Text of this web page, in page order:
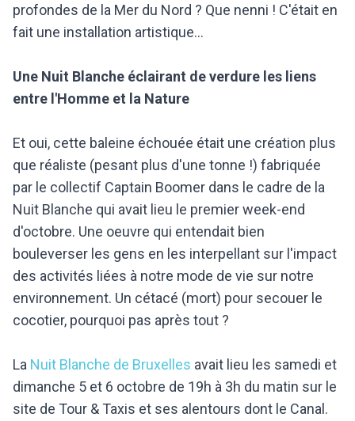
profondes de la Mer du Nord ? Que nenni ! C'était en
fait une installation artistique...
Une Nuit Blanche éclairant de verdure les liens
entre l'Homme et la Nature
Et oui, cette baleine échouée était une création plus
que réaliste (pesant plus d'une tonne !) fabriquée
par le collectif Captain Boomer dans le cadre de la
Nuit Blanche qui avait lieu le premier week-end
d'octobre. Une oeuvre qui entendait bien
bouleverser les gens en les interpellant sur l'impact
des activités liées à notre mode de vie sur notre
environnement. Un cétacé (mort) pour secouer le
cocotier, pourquoi pas après tout ?
La Nuit Blanche de Bruxelles avait lieu les samedi et
dimanche 5 et 6 octobre de 19h à 3h du matin sur le
site de Tour & Taxis et ses alentours dont le Canal.